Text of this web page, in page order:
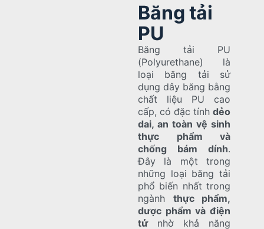
Băng tải
PU
Băng tải PU
(Polyurethane) là
loại băng tải sử
dụng dây băng bằng
chất liệu PU cao
cấp, có đặc tínhdẻo
dai, an toàn vệ sinh
thực phẩm và
chống bám dính.
Đây là một trong
những loại băng tải
phổ biến nhất trong
ngành thực phẩm,
dược phẩm và điện
tửnhờ khả năng